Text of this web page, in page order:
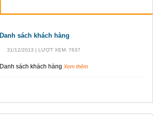
Danh sách khách hàng
31/12/2013 | LƯỢT XEM: 7637
Danh sách khách hàng Xem thêm